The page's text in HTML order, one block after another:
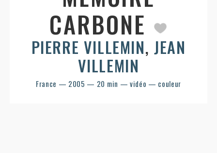
CARBONE
PIERRE VILLEMIN, JEAN
VILLEMIN
France — 2005 — 20 min — vidéo — couleur